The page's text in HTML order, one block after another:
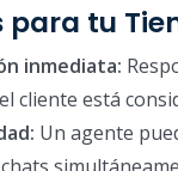
para tu
inmediata:
cliente está
Un agente